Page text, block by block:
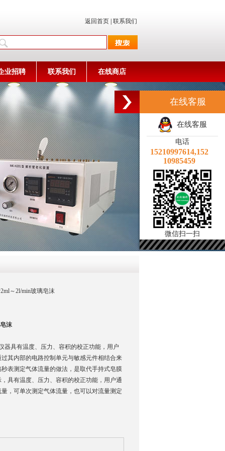
返回首页 联系我们
业招聘 联系我们 在线商店
～2l/min玻璃皂沫
沫
器具有温度、压力、容积的校正功能，用户
其内部的电路控制单元与敏感元件相结合来
表测定气体流量的做法，是取代手持式皂膜
具有温度、压力、容积的校正功能，用户通
，可单次测定气体流量，也可以对流量测定
在线客服
在线客服
电话
15210997614,152
10985459
微信扫一扫